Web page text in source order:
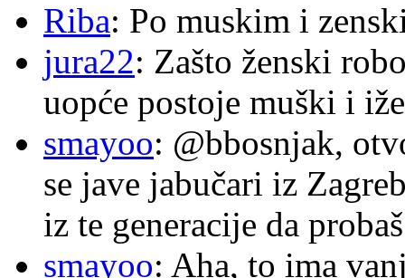
Riba: Po muskim i
jura22: Zašto ženski
uopće postoje muški i
smayoo: @bbosnjak,
se jave jabučari iz
iz te generacije da
smayoo: Aha, to ima